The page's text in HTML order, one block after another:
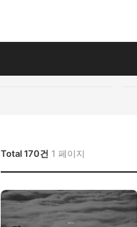
Total 170건 1 페이지